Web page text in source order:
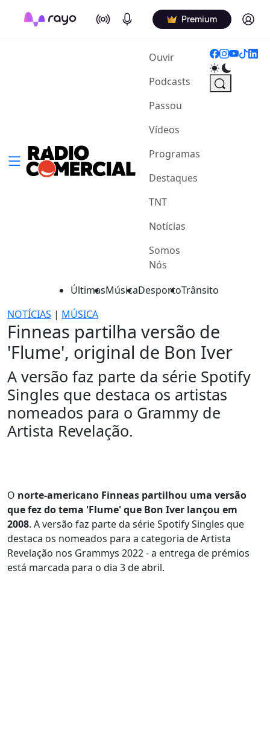
On Air Podcasts Premium Log in
Ouvir(current)
Podcasts
Passou
Vídeos
Programas
Destaques
TNT
Notícias
Somos
Nós
ÚltimasMúsicaDesportoTrânsito
NOTÍCIAS | MÚSICA
Finneas partilha versão de
'Flume', original de Bon Iver
A versão faz parte da série Spotify
Singles que destaca os artistas
nomeados para o Grammy de
Artista Revelação.
O norte-americano Finneas partilhou uma versão
que fez do tema 'Flume' que Bon Iver lançou em
2008. A versão faz parte da série Spotify Singles que
destaca os nomeados para a categoria de Artista
Revelação nos Grammys 2022 - a entrega de prémios
está marcada para o dia 3 de abril.